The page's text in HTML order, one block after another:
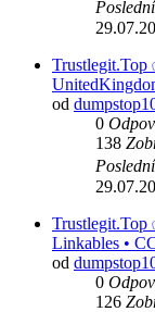
Trustlegit.Top
od
0
138
Trustlegit.Top
Linkables •
od
0
126